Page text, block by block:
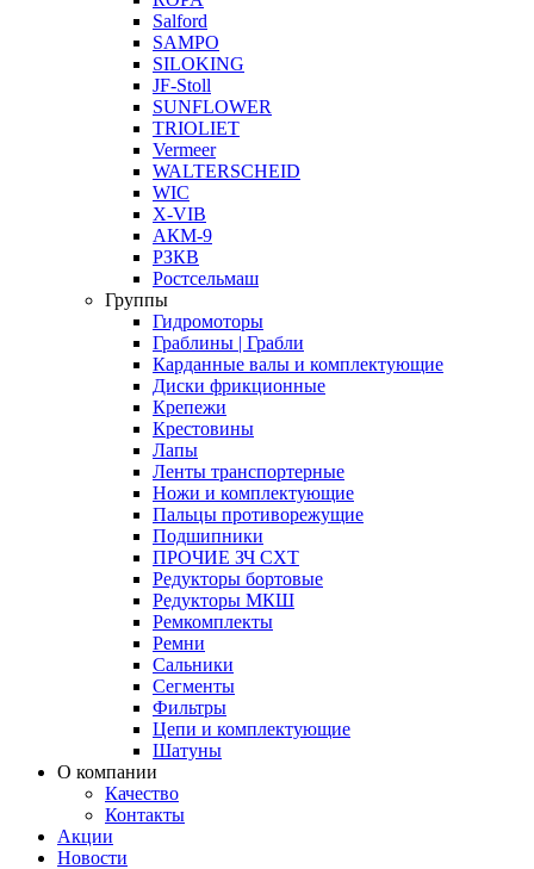
Salford
SAMPO
SILOKING
JF-Stoll
SUNFLOWER
TRIOLIET
Vermeer
WALTERSCHEID
WIC
X-VIB
АКМ-9
РЗКВ
Ростсельмаш
Группы
Гидромоторы
Граблины | Грабли
Карданные валы и комплектующие
Диски фрикционные
Крепежи
Крестовины
Лапы
Ленты транспортерные
Ножи и комплектующие
Пальцы противорежущие
Подшипники
ПРОЧИЕ ЗЧ СХТ
Редукторы бортовые
Редукторы МКШ
Ремкомплекты
Ремни
Сальники
Сегменты
Фильтры
Цепи и комплектующие
Шатуны
О компании
Качество
Контакты
Акции
Новости